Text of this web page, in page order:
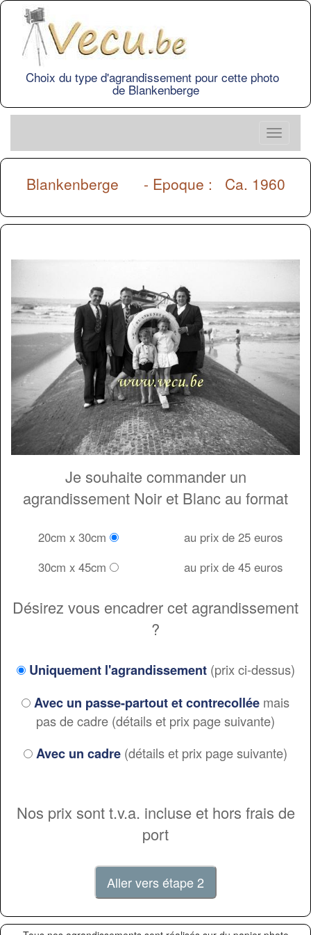
Choix du type d'agrandissement pour cette photo
de Blankenberge
Blankenberge - Epoque : Ca. 1960
Je souhaite commander un
agrandissement Noir et Blanc au format
20cm x 30cm
au prix de 25 euros
30cm x 45cm
au prix de 45 euros
Désirez vous encadrer cet agrandissement
?
Uniquement l'agrandissement(prix ci-dessus)
Avec un passe-partout et contrecollée mais
pas de cadre (détails et prix page suivante)
Avec un cadre (détails et prix page suivante)
Nos prix sont t.v.a. incluse et hors frais de
port